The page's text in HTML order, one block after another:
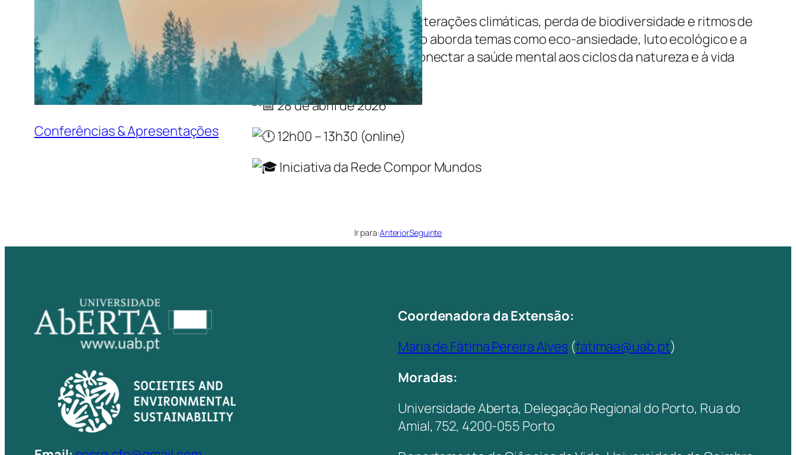
Conferências & Apresentações
Num mundo marcado pelas alterações climáticas, perda de biodiversidade e ritmos de
vida acelerados, esta reflexão aborda temas como eco-ansiedade, luto ecológico e a
necessidade urgente de reconectar a saúde mental aos ciclos da natureza e à vida
comunitária.
28 de abril de 2026
12h00 – 13h30 (online)
Iniciativa da Rede Compor Mundos
Ir para:AnteriorSeguinte
Coordenadora da Extensão:
Maria de Fátima Pereira Alves (fatimaa@uab.pt)
Moradas:
Universidade Aberta, Delegação Regional do Porto, Rua do
Amial, 752, 4200-055 Porto